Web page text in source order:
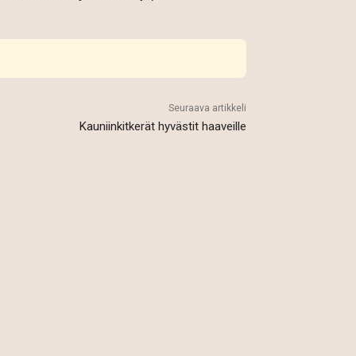
Seuraava artikkeli
Kauniinkitkerät hyvästit haaveille